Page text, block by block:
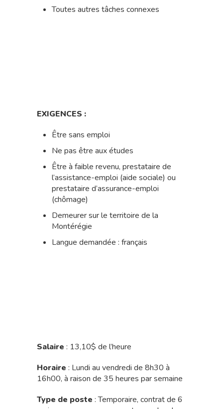
Toutes autres tâches connexes
EXIGENCES :
Être sans emploi
Ne pas être aux études
Être à faible revenu, prestataire de
l’assistance-emploi (aide sociale) ou
prestataire d’assurance-emploi
(chômage)
Demeurer sur le territoire de la
Montérégie
Langue demandée : français
Salaire : 13,10$ de l’heure
Horaire : Lundi au vendredi de 8h30 à
16h00, à raison de 35 heures par semaine
Type de poste : Temporaire, contrat de 6